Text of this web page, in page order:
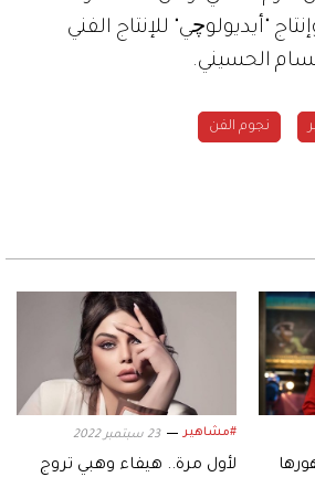
"أيديولوچي" للإنتاج الفني
الحسيني.
نجوم الفن
#مشاهير 23 سبتمبر 2022
لأول مرة.. هيفاء وهبي تروج